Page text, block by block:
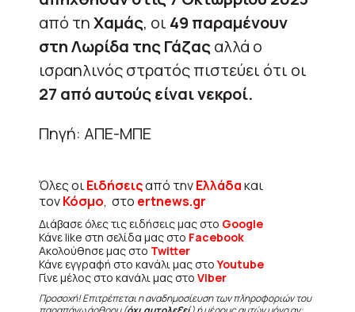
από τηΧαμάς, οι 49 παραμένουν
στη Λωρίδα της Γάζαςαλλά ο
ισραηλινός στρατός πιστεύει ότι οι
27 από αυτούς είναι νεκροί.
Πηγή: ΑΠΕ-ΜΠΕ
Όλες οιΕιδήσειςαπό τηνΕλλάδακαι
τονΚόσμο, στο ertnews.gr
Διάβασε όλες τις ειδήσεις μας στο Google
Κάνε like στη σελίδα μας στο Facebook
Ακολούθησε μας στο Twitter
Κάνε εγγραφή στο κανάλι μας στοYoutube
Γίνε μέλος στο κανάλι μας στο Viber
Προσοχή! Επιτρέπεται η αναδημοσίευση των πληροφοριών του